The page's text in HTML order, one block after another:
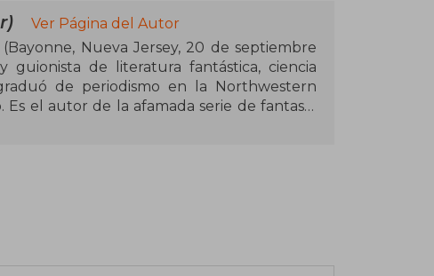
Ver Página del Autor
Nueva Jersey, 20 de septiembre
guionista de literatura fantástica, ciencia
Es el autor de la afamada serie de fantasía
que se ha basado la serie de HBO, Juego